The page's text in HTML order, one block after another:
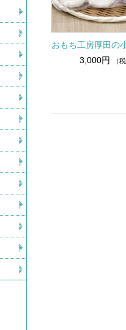
おもち工房厚田の
3,000円
（